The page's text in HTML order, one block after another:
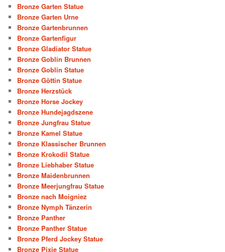
Bronze Garten Statue
Bronze Garten Urne
Bronze Gartenbrunnen
Bronze Gartenfigur
Bronze Gladiator Statue
Bronze Goblin Brunnen
Bronze Goblin Statue
Bronze Göttin Statue
Bronze Herzstück
Bronze Horse Jockey
Bronze Hundejagdszene
Bronze Jungfrau Statue
Bronze Kamel Statue
Bronze Klassischer Brunnen
Bronze Krokodil Statue
Bronze Liebhaber Statue
Bronze Maidenbrunnen
Bronze Meerjungfrau Statue
Bronze nach Moigniez
Bronze Nymph Tänzerin
Bronze Panther
Bronze Panther Statue
Bronze Pferd Jockey Statue
Bronze Pixie Statue